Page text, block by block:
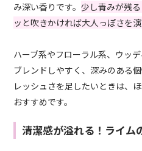
み深い香りです。少し青みが残
ッと吹きかければ大人っぽさを演
ハーブ系やフローラル系、ウッ
ブレンドしやすく、深みのある
レッシュさを足したいときは、
おすすめです。
清潔感が溢れる！ライム